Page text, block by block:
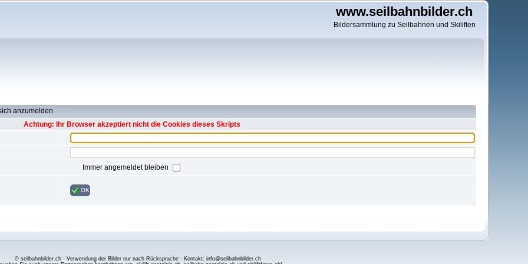
www.seilbahnbilder.ch
Bildersammlung zu Seilbahnen und Skiliften
anzumelden
Achtung: Ihr Browser akzeptiert nicht die Cookies dieses Skripts
Immer angemeldet bleiben
OK
© seilbahnbilder.ch - Verwendung der Bilder nur nach Rücksprache - Kontakt: info@seilbahnbilder.ch